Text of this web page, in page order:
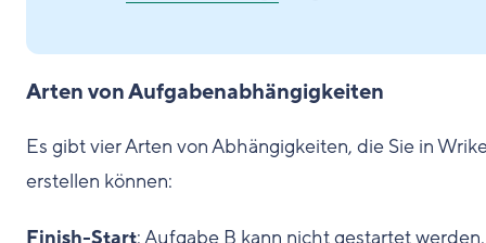
Arten von Aufgabenabhängigkeiten
Es gibt vier Arten von Abhängigkeiten, die Sie in
erstellen können:
Finish-Start: Aufgabe B kann nicht gestartet